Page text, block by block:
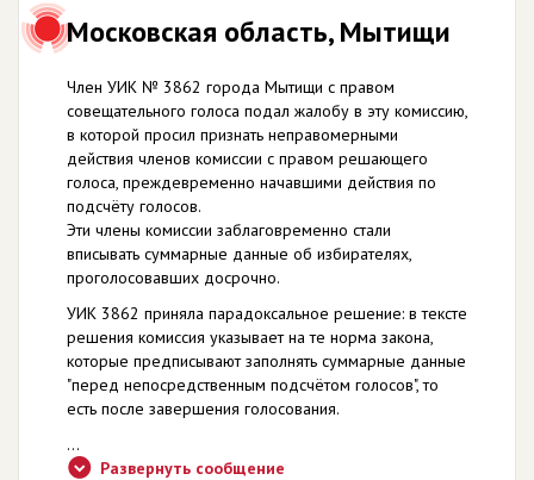
Московская область, Мытищи
Член УИК № 3862 города Мытищи с правом
совещательного голоса подал жалобу в эту комиссию,
в которой просил признать неправомерными
действия членов комиссии с правом решающего
голоса, преждевременно начавшими действия по
подсчёту голосов.
Эти члены комиссии заблаговременно стали
вписывать суммарные данные об избирателях,
проголосовавших досрочно.
УИК 3862 приняла парадоксальное решение: в тексте
решения комиссия указывает на те норма закона,
которые предписывают заполнять суммарные данные
"перед непосредственным подсчётом голосов", то
есть после завершения голосования.
...
Развернуть сообщение